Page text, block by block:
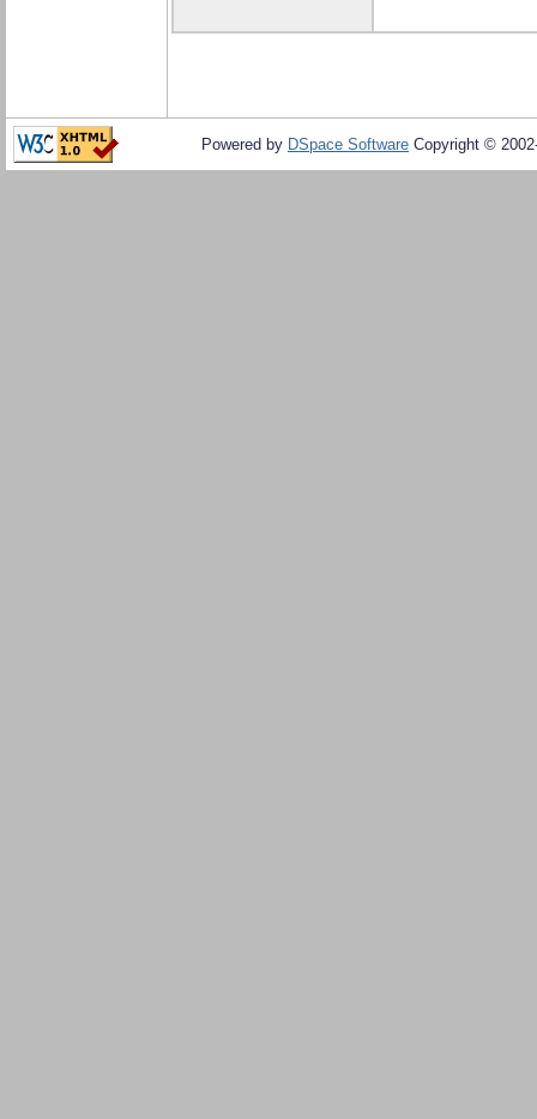
Powered by DSpace Software Copyright ©